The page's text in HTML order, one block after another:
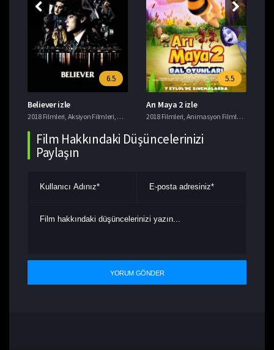
, Tavsiye Filmler
6.5
Believer izle
2018 Filmleri Aksiyon Filmleri Gerilim Filmleri,Suç Filmleri
5.5
Arı Maya 2 izle
2018 Filmleri Animasyon Filmleri
Film Hakkındaki Düşüncelerinizi
Paylaşın